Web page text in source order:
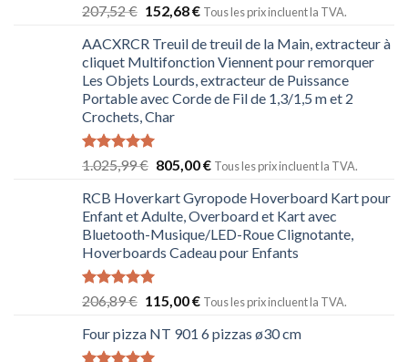
Note5.00
sur 5
207,52€ 152,68€ Tous les prix incluent la TVA.
AACXRCR Treuil de treuil de la Main, extracteur à
cliquet Multifonction Viennent pour remorquer
Les Objets Lourds, extracteur de Puissance
Portable avec Corde de Fil de 1,3/1,5 m et 2
Crochets, Char
Note 5.00
1.025,99€ 805,00€ Tous les prix incluent la TVA.
RCB Hoverkart Gyropode Hoverboard Kart pour
Enfant et Adulte, Overboard et Kart avec
Bluetooth-Musique/LED-Roue Clignotante,
Hoverboards Cadeau pour Enfants
Note5.00
sur 5
206,89€ 115,00€ Tous les prix incluent la TVA.
Four pizza NT 901 6 pizzas ø30 cm